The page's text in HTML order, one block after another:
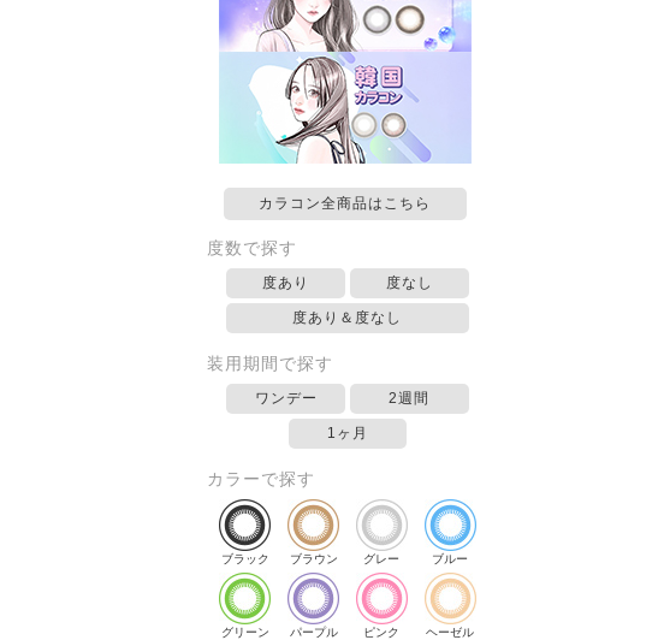
カラコン全商品はこちら
度数で探す
度あり 度なし
度あり＆度なし
装用期間で探す
ワンデー 2週間
1ヶ月
カラーで探す
ブラック ブラウン グレー ブルー
グリーン パープル ピンク ヘーゼル